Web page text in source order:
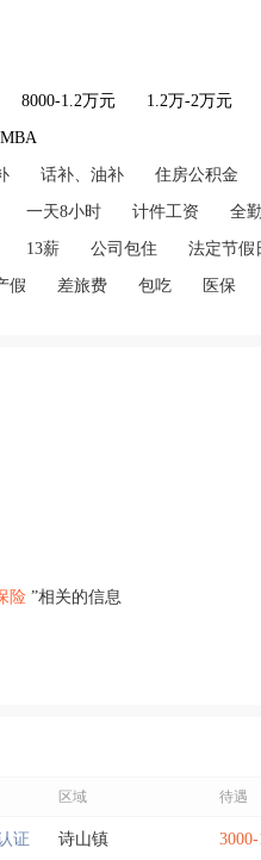
8000-1.2万元 1.2万-2万元
话补、油补 住房公积金
一天8小时 计件工资 全
13薪 公司包住 法定节假
假 差旅费 包吃 医保
险 ”相关的信息
区域 待遇
证 诗山镇